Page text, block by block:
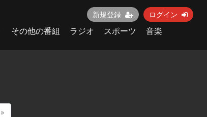
新規登録 ログイン
その他の番組 ラジオ スポーツ
音楽
»